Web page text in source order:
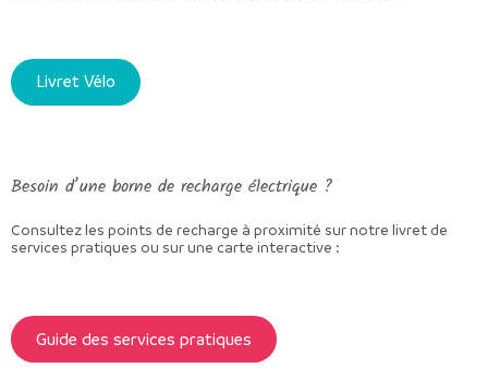
Livret Vélo
Besoin d’une borne de recharge électrique ?
Consultez les points de recharge à proximité sur notre livret de
services pratiques ou sur une carte interactive :
Guide des services pratiques